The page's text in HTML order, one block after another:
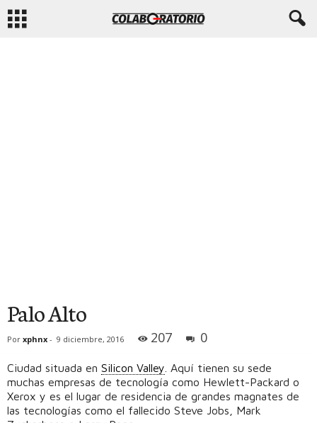
Palo Alto
Por xphnx - 9 diciembre, 2016 207 0
Ciudad situada en Silicon Valley . Aquí tienen su sede
muchas empresas de tecnología como Hewlett-Packard o
Xerox y es el lugar de residencia de grandes magnates de
las tecnologías como el fallecido Steve Jobs, Mark